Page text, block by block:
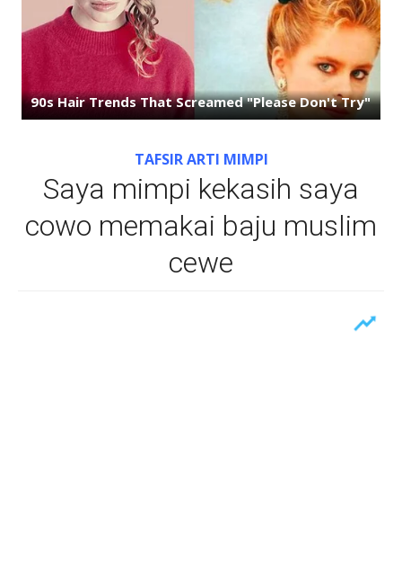
TAFSIR ARTI MIMPI
Saya mimpi kekasih saya
cowo memakai baju muslim
cewe